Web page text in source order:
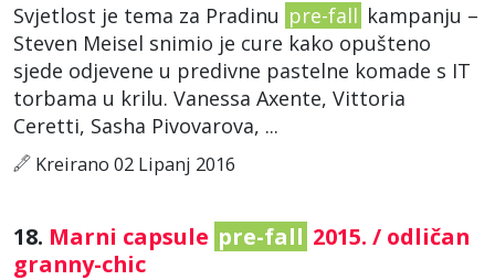
Svjetlost je tema za Pradinu pre-fall kampanju –
Steven Meisel snimio je cure kako opušteno
sjede odjevene u predivne pastelne komade s IT
torbama u krilu. Vanessa Axente, Vittoria
Ceretti, Sasha Pivovarova, ...
Kreirano 02 Lipanj 2016
18. Marni capsule pre-fall 2015. / odličan
granny-chic